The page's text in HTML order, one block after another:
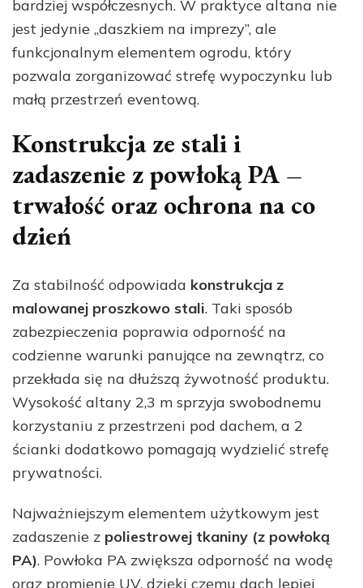
bardziej współczesnych. W praktyce altana nie
jest jedynie „daszkiem na imprezy”, ale
funkcjonalnym elementem ogrodu, który
pozwala zorganizować strefę wypoczynku lub
małą przestrzeń eventową.
Konstrukcja ze stali i
zadaszenie z powłoką PA –
trwałość oraz ochrona na co
dzień
Za stabilność odpowiada konstrukcja z
malowanej proszkowo stali. Taki sposób
zabezpieczenia poprawia odporność na
codzienne warunki panujące na zewnątrz, co
przekłada się na dłuższą żywotność produktu.
Wysokość altany 2,3 m sprzyja swobodnemu
korzystaniu z przestrzeni pod dachem, a 2
ścianki dodatkowo pomagają wydzielić strefę
prywatności.
Najważniejszym elementem użytkowym jest
zadaszenie z poliestrowej tkaniny (z powłoką
PA). Powłoka PA zwiększa odporność na wodę
oraz promienie UV, dzięki czemu dach lepiej